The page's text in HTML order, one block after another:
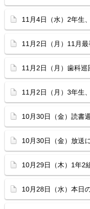
11月4日（水）2年生
11月2日（月）11月最
11月2日（月）歯科巡
11月2日（月）3年生
10月30日（金）読書
10月30日（金）放送
10月29日（木）1年2
10月28日（水）本日